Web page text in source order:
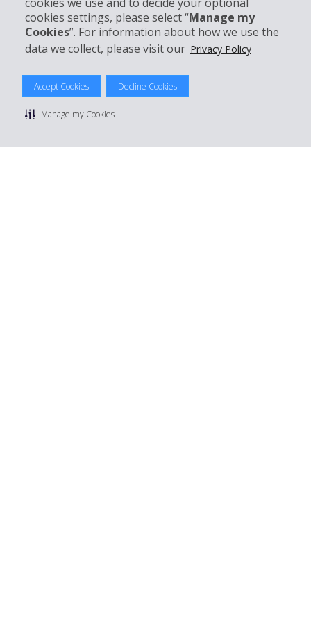
cookies we use and to decide your optional
cookies settings, please select “Manage my
Cookies”. For information about how we use the
data we collect, please visit our Privacy Policy
Accept Cookies Decline Cookies
Manage my Cookies
Mieten bei Hertz
© 2026 The Hertz System, Inc.
Datenschutzrichtlinie | Nutzungsbedingungen
Sitemap Cookies verwalten